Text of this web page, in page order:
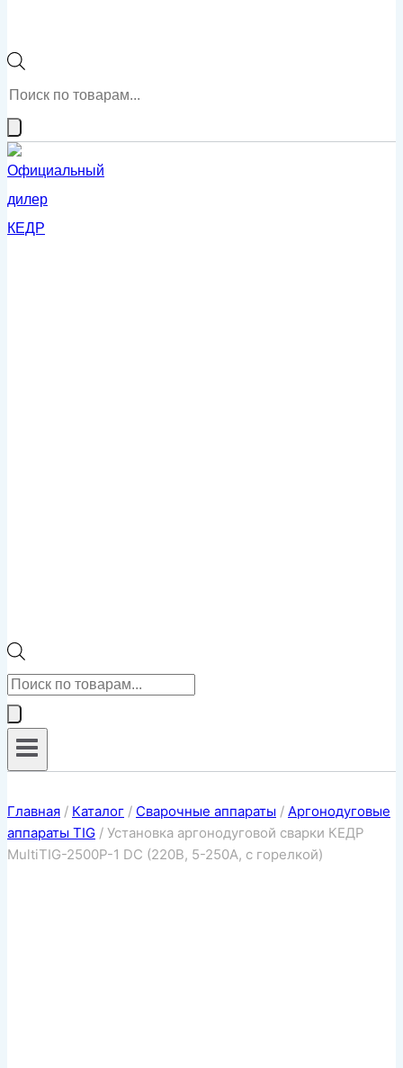
Поиск
товаров
Поиск
товаров
Главная / Каталог / Сварочные аппараты / Аргонодуговые
аппараты TIG / Установка аргонодуговой сварки КЕДР
MultiTIG-2500P-1 DC (220В, 5-250А, с горелкой)